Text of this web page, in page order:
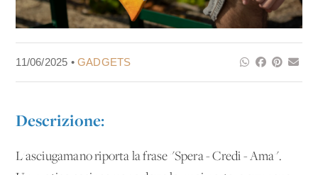
11/06/2025 •GADGETS
Descrizione:
L'asciugamano riporta la frase "Spera - Credi - Ama".